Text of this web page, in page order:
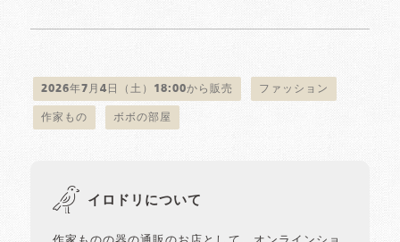
2026年7月4日（土）18:00から販売 ファッション
作家もの ボボの部屋
イロドリについて